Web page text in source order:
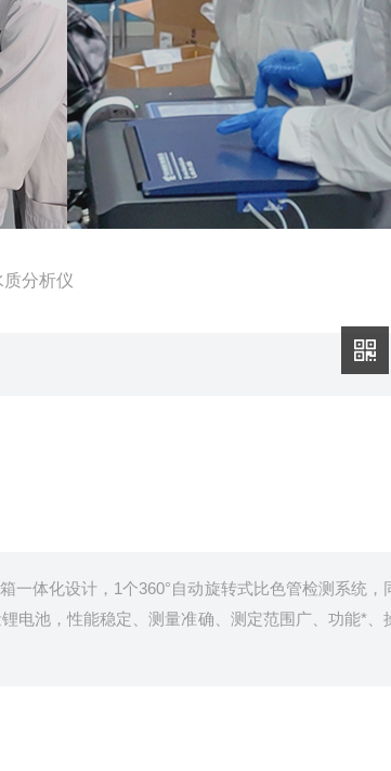
分析仪
一体化设计，1个360°自动旋转式比色管检测系统，
电池，性能稳定、测量准确、测定范围广、功能*、